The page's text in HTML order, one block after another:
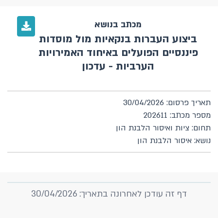
מכתב בנושא
ביצוע העברות בנקאיות מול מוסדות
פיננסיים הפועלים באיחוד האמירויות
הערביות - עדכון
תאריך פרסום: 30/04/2026
מספר מכתב: 202611
תחום: ציות ואיסור הלבנת הון
נושא: איסור הלבנת הון
דף זה עודכן לאחרונה בתאריך: 30/04/2026